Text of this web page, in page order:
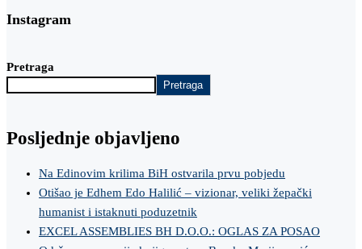
Instagram
Pretraga
Pretraga
Posljednje objavljeno
Na Edinovim krilima BiH ostvarila prvu pobjedu
Otišao je Edhem Edo Halilić – vizionar, veliki žepački
humanist i istaknuti poduzetnik
EXCEL ASSEMBLIES BH D.O.O.: OGLAS ZA POSAO